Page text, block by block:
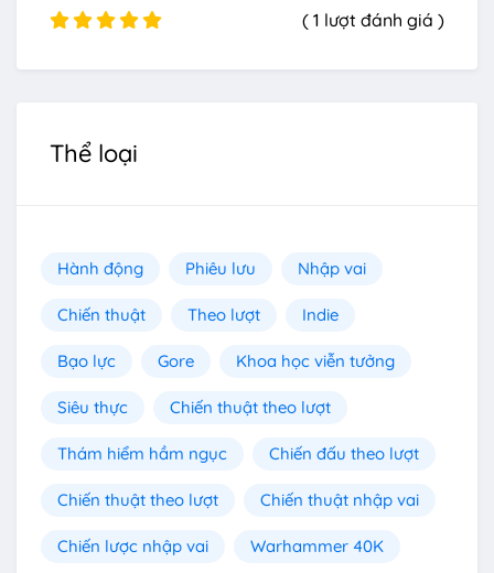
( 1 lượt đánh giá )
Thể loại
Hành động Phiêu lưu Nhập vai
Chiến thuật Theo lượt Indie
Bạo lực Gore Khoa học viễn tưởng
Siêu thực Chiến thuật theo lượt
Thám hiểm hầm ngục Chiến đấu theo lượt
Chiến thuật theo lượt Chiến thuật nhập vai
Chiến lược nhập vai Warhammer 40K